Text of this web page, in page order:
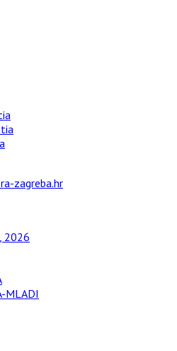
zagreba.hr
2026
MLADI